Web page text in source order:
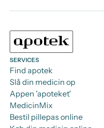
SERVICES
Find apotek
Slå din medicin op
Appen 'apoteket'
MedicinMix
Bestil pillepas online